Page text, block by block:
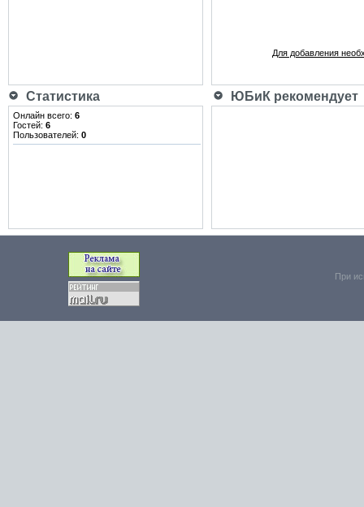
Для добавления
Статистика ЮБиК рекомендует
Онлайн всего: 6
Гостей: 6
Пользователей: 0
При